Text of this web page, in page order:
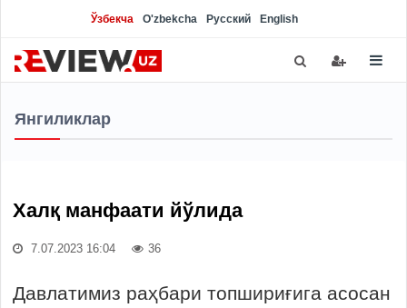
Ўзбекча O'zbekcha Русский English
Янгиликлар
Халқ манфаати йўлида
7.07.2023 16:04 36
Давлатимиз раҳбари топшириғига асосан